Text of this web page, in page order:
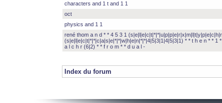
characters and 1 t and 1 1
oct
physics and 1 1
rené thom a n d * * 4 5 3 1
(s|e|l|e|c|t|*|*|c|a|s|e|*|*|w|h|e|n|*|*|4|5|3|1|4|5|3|1) * * t h e n * * 1
a l c h r (6|2) * * f r o m * * d u a l -
Index du forum